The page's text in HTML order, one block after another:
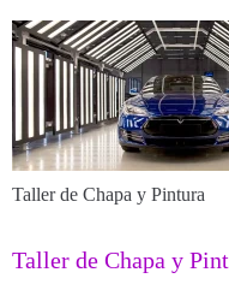
Taller de Chapa y Pintura
Taller de Chapa y